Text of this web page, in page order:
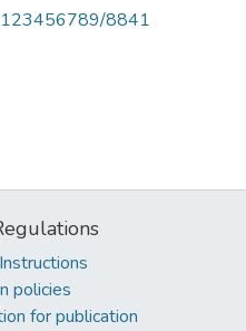
123456789/8841
policies
for publication